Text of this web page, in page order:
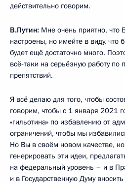
действительно говорим.
В.Путин: Мне очень приятно, что
настроены, но имейте в виду, что
будет ещё достаточно много.
всё‑таки на серьёзную работу по
препятствий.
Я всё делаю для того, чтобы
говорим, чтобы с 1 января 2021
«гильотина» по избавлению от
ограничений, чтобы мы
Но Вы в своём новом качестве,
генерировать эти идеи,
на федеральный уровень – и в
и в Государственную Думу